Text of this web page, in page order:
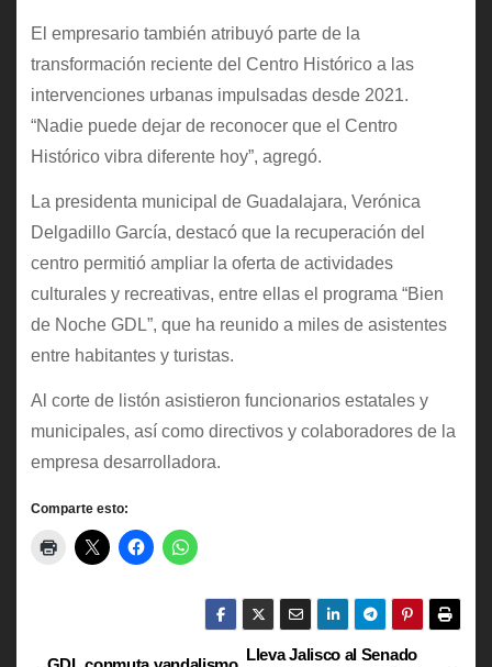
El empresario también atribuyó parte de la
transformación reciente del Centro Histórico a las
intervenciones urbanas impulsadas desde 2021.
“Nadie puede dejar de reconocer que el Centro
Histórico vibra diferente hoy”, agregó.
La presidenta municipal de Guadalajara, Verónica
Delgadillo García, destacó que la recuperación del
centro permitió ampliar la oferta de actividades
culturales y recreativas, entre ellas el programa “Bien
de Noche GDL”, que ha reunido a miles de asistentes
entre habitantes y turistas.
Al corte de listón asistieron funcionarios estatales y
municipales, así como directivos y colaboradores de la
empresa desarrolladora.
Comparte esto:
Lleva Jalisco al Senado